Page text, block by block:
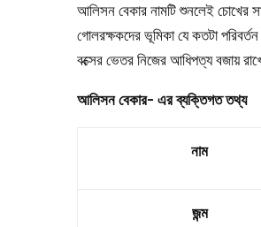
আলিসন বেকার নামটি শুনলেই চোখের
গোলরক্ষকদের ভূমিকা যে কতটা
বক্সের ভেতর নিজের আধিপত্য বজায়
আলিসন বেকার- এর ব্যক্তিগত তথ্য
নাম
জন্ম